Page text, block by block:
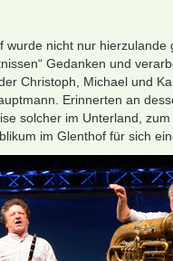
wurde nicht nur
Gedanken und
Christoph, Michael und
Erinnerten an
solcher im Unterland,
im Glenthof für sich